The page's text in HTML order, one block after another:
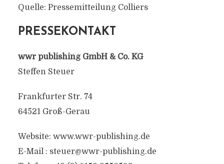
Quelle: Pressemitteilung Colliers
PRESSEKONTAKT
wwr publishing GmbH & Co. KG
Steffen Steuer
Frankfurter Str. 74
64521 Groß-Gerau
Website: www.wwr-publishing.de
E-Mail : steuer@wwr-publishing.de